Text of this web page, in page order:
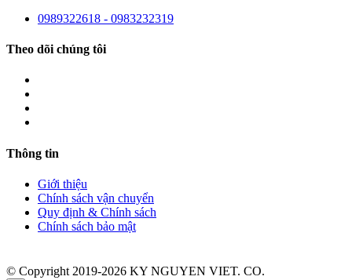
0989322618 - 0983232319
Theo dõi chúng tôi
Thông tin
Giới thiệu
Chính sách vận chuyển
Quy định & Chính sách
Chính sách bảo mật
© Copyright 2019-2026 KY NGUYEN VIET. CO.